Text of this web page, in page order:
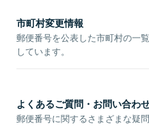
市町村変更情報
郵便番号を公表した市町村の一
しています。
よくあるご質問・お問い合わ
郵便番号に関するさまざまな疑